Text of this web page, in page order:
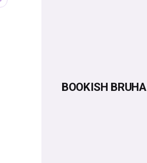
BOOKISH BRUHA